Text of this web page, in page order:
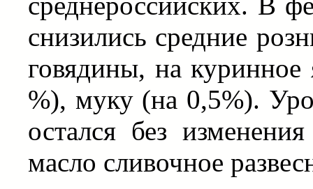
снизились средние
говядины, на
%), муку (на 0,5%).
остался без
масло сливочное